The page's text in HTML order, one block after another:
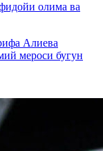
олима ва
Алиева
мероси бугун